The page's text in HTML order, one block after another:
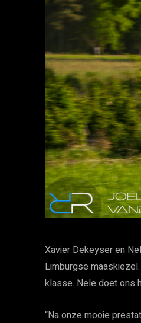
Xavier Dekeyser en
Limburgse
klasse. Nele doet ons
“Na onze mooie